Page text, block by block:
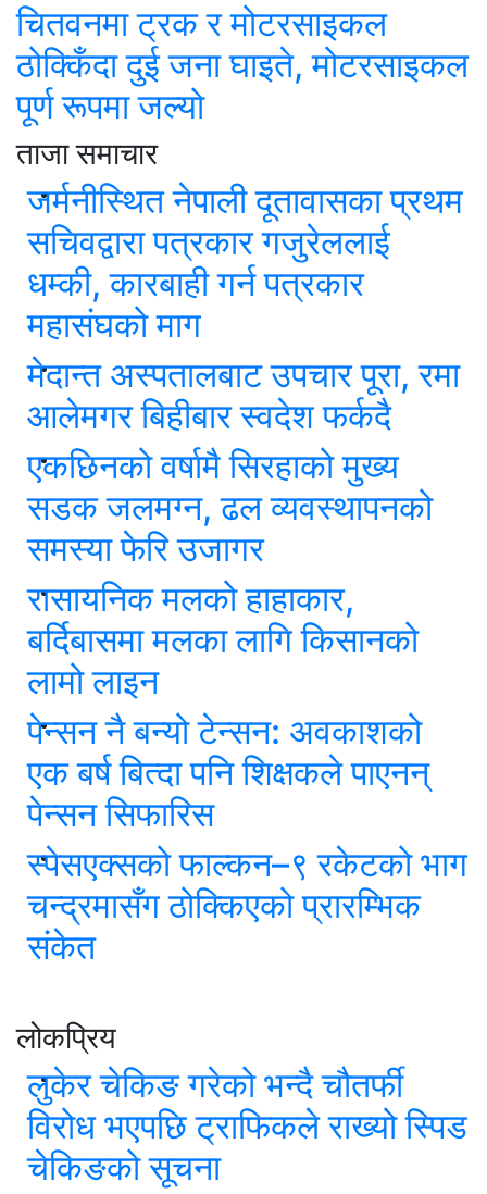
चितवनमा ट्रक र मोटरसाइकल
ठोक्किँदा दुई जना घाइते, मोटरसाइकल
पूर्ण रूपमा जल्यो
ताजा समाचार
जर्मनीस्थित नेपाली दूतावासका प्रथम
सचिवद्वारा पत्रकार गजुरेललाई
धम्की, कारबाही गर्न पत्रकार
महासंघको माग
मेदान्त अस्पतालबाट उपचार पूरा, रमा
आलेमगर बिहीबार स्वदेश फर्कदै
एकछिनको वर्षामै सिरहाको मुख्य
सडक जलमग्न, ढल व्यवस्थापनको
समस्या फेरि उजागर
रासायनिक मलको हाहाकार,
बर्दिबासमा मलका लागि किसानको
लामो लाइन
पेन्सन नै बन्यो टेन्सन: अवकाशको
एक बर्ष बित्दा पनि शिक्षकले पाएनन्
पेन्सन सिफारिस
स्पेसएक्सको फाल्कन–९ रकेटको भाग
चन्द्रमासँग ठोक्किएको प्रारम्भिक
संकेत
लोकप्रिय
लुकेर चेकिङ गरेको भन्दै चौतर्फी
विरोध भएपछि ट्राफिकले राख्यो स्पिड
चेकिङको सूचना